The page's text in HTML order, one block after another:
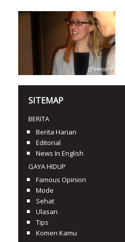
SITEMAP
BERITA
Berita Harian
Editorial
News In English
GAYA HIDUP
Famous Opinion
Mode
Sehat
Ulasan
Tips
Komen Kamu